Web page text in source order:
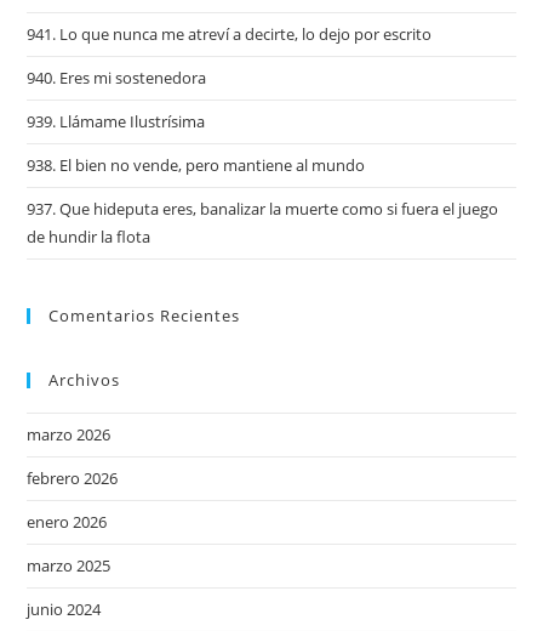
941. Lo que nunca me atreví a decirte, lo dejo por escrito
940. Eres mi sostenedora
939. Llámame Ilustrísima
938. El bien no vende, pero mantiene al mundo
937. Que hideputa eres, banalizar la muerte como si fuera el juego
de hundir la flota
Comentarios Recientes
Archivos
marzo 2026
febrero 2026
enero 2026
marzo 2025
junio 2024